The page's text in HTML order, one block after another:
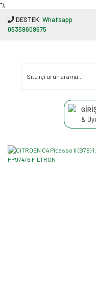
"');
DESTEK Whatsapp
05359609675
&